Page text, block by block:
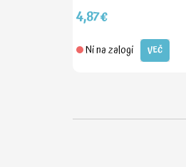
4,87€
Ni na zalogi VEČ